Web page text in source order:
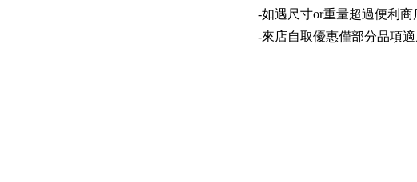
-如遇尺寸or重量超過便利
-來店自取優惠僅部分品項適